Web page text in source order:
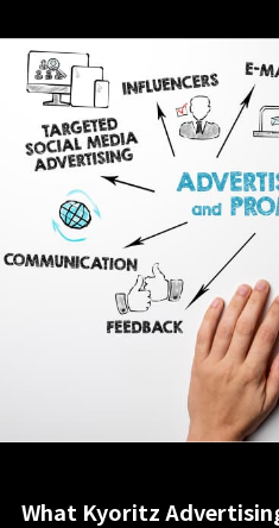
What Kyoritz